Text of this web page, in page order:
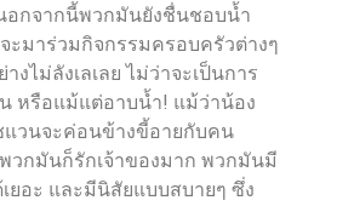
อกจากนี้พวกมันยังชื่นชอบน้ำ
ะมาร่วมกิจกรรมครอบครัวต่างๆ
งไม่ลังเลเลย ไม่ว่าจะเป็นการ
หรือแม้แต่อาบน้ำ! แม้ว่าน้อง
แวนจะค่อนข้างขี้อายกับคน
วกมันก็รักเจ้าของมาก พวกมันมี
เยอะ และมีนิสัยแบบสบายๆ ซึ่ง